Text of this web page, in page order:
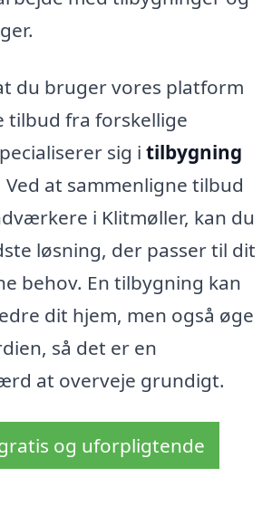
du bruger vores platform
tilbud fra forskellige
sig i tilbygning
Ved at sammenligne tilbud
i Klitmøller, kan du
løsning, der passer til dit
behov. En tilbygning kan
dit hjem, men også øge
så det er en
at overveje grundigt.
og uforpligtende